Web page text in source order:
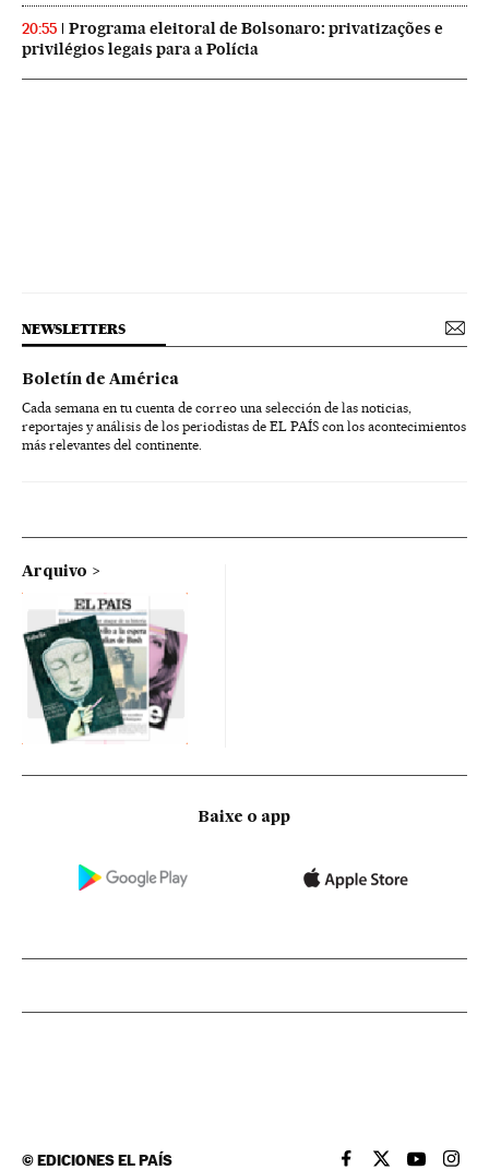
20:55
Programa eleitoral de Bolsonaro: privatizações e
privilégios legais para a Polícia
NEWSLETTERS
Boletín de América
Cada semana en tu cuenta de correo una selección de las noticias,
reportajes y análisis de los periodistas de EL PAÍS con los acontecimientos
más relevantes del continente.
Arquivo
Baixe o app
©EDICIONES EL PAÍS EL PAÍS BRASIL EN
EL PAÍSEL PAÍS
EL